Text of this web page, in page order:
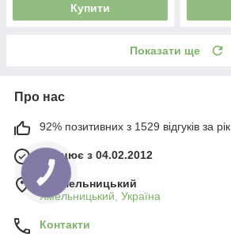
Купити
Показати ще
Про нас
92% позитивних з 1529 відгуків за рік
Працює з 04.02.2012
м. Хмельницький
Хмельницький, Україна
Контакти